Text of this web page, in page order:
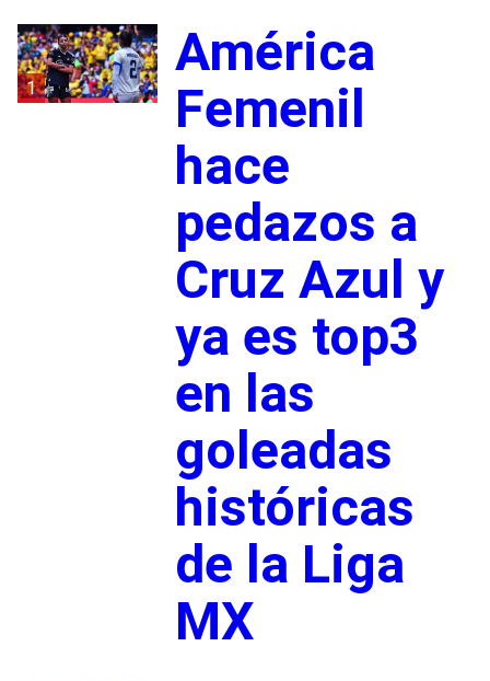
1
América
Femenil
hace
pedazos a
Cruz Azul y
ya es top3
en las
goleadas
históricas
de la Liga
MX